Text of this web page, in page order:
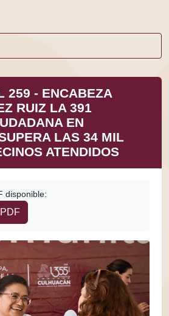
259 - ENCABEZA
RUIZ LA 391
EN
LAS 34 MIL
ATENDIDOS
disponible: